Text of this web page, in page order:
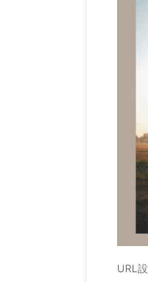
URL